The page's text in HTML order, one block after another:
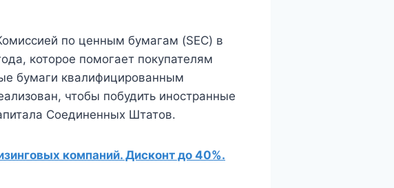
по ценным бумагам (SEC) в
которое помогает покупателям
бумаги квалифицированным
чтобы побудить иностранные
Соединенных Штатов.
компаний. Дисконт до 40%.